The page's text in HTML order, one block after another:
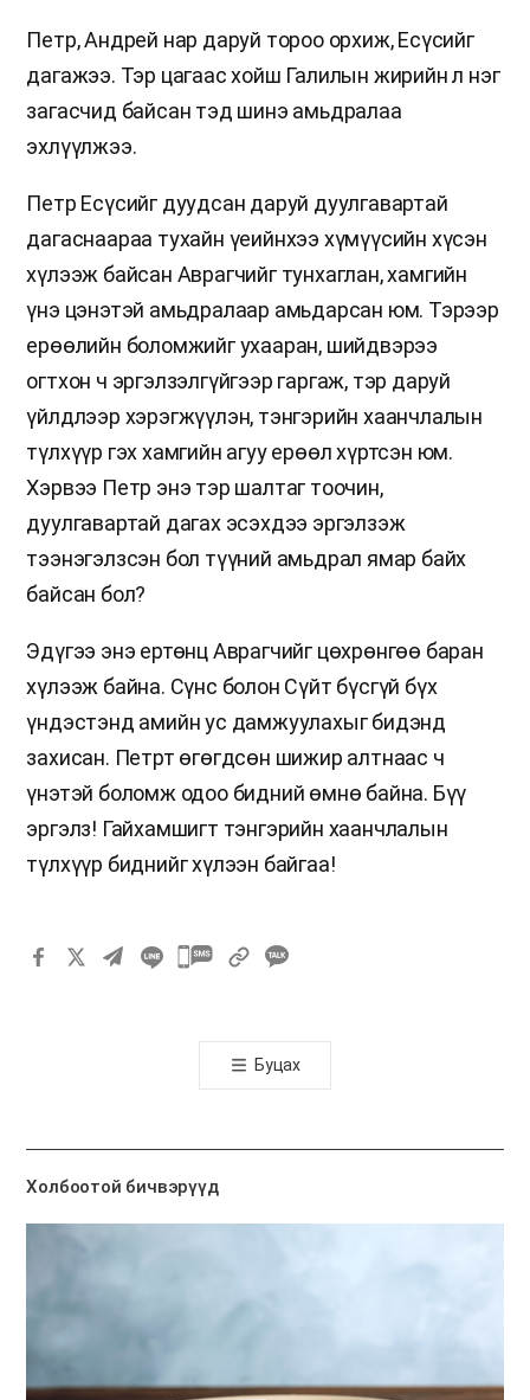
Петр, Андрей нар даруй тороо орхиж, Есүсийг
дагажээ. Тэр цагаас хойш Галилын жирийн л нэг
загасчид байсан тэд шинэ амьдралаа
эхлүүлжээ.
Петр Есүсийг дуудсан даруй дуулгавартай
дагаснаараа тухайн үеийнхээ хүмүүсийн хүсэн
хүлээж байсан Аврагчийг тунхаглан, хамгийн
үнэ цэнэтэй амьдралаар амьдарсан юм. Тэрээр
ерөөлийн боломжийг ухааран, шийдвэрээ
огтхон ч эргэлзэлгүйгээр гаргаж, тэр даруй
үйлдлээр хэрэгжүүлэн, тэнгэрийн хаанчлалын
түлхүүр гэх хамгийн агуу ерөөл хүртсэн юм.
Хэрвээ Петр энэ тэр шалтаг тоочин,
дуулгавартай дагах эсэхдээ эргэлзэж
тээнэгэлзсэн бол түүний амьдрал ямар байх
байсан бол?
Эдүгээ энэ ертөнц Аврагчийг цөхрөнгөө баран
хүлээж байна. Сүнс болон Сүйт бүсгүй бүх
үндэстэнд амийн ус дамжуулахыг бидэнд
захисан. Петрт өгөгдсөн шижир алтнаас ч
үнэтэй боломж одоо бидний өмнө байна. Бүү
эргэлз! Гайхамшигт тэнгэрийн хаанчлалын
түлхүүр биднийг хүлээн байгаа!
카
톡
공
기
Буцах
Холбоотой бичвэрүүд